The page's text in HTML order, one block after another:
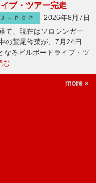
ブ・ツアー完走
Ｊ－ＰＯＰ
2026年8月7日
て、現在はソロシンガー
の鷲尾伶菜が、7月24日
なるビルボードライブ・ツ
む
more »